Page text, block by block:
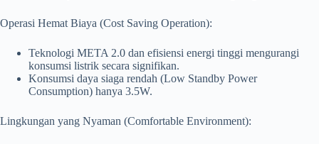
Operasi Hemat Biaya (Cost Saving Operation):
Teknologi META 2.0 dan efisiensi energi tinggi mengurangi
konsumsi listrik secara signifikan.
Konsumsi daya siaga rendah (Low Standby Power
Consumption) hanya 3.5W.
Lingkungan yang Nyaman (Comfortable Environment):